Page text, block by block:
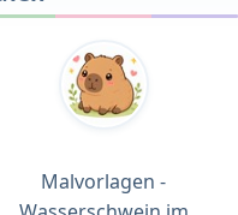
Malvorlagen -